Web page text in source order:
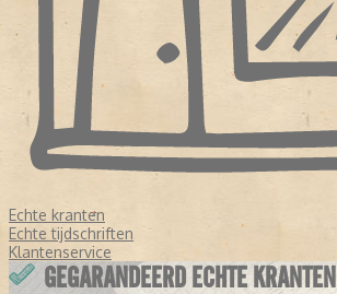
Echte kranten
Echte tijdschriften
Klantenservice
GEGARANDEERD ECHTE KRANTEN